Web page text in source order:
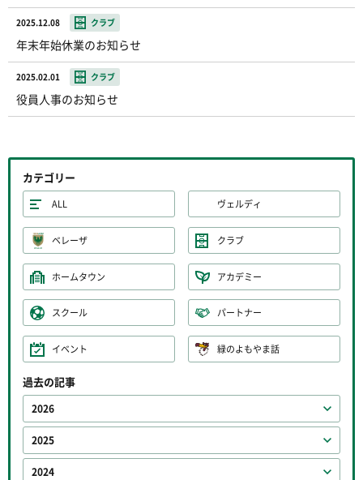
2025.12.08 クラブ
年末年始休業のお知らせ
2025.02.01 クラブ
役員人事のお知らせ
カテゴリー
ALL ヴェルディ
ベレーザ クラブ
ホームタウン アカデミー
スクール パートナー
イベント 緑のよもやま話
過去の記事
2026
2025
2024